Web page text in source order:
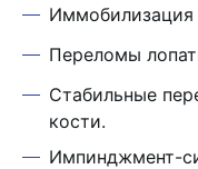
Иммобилизация
Переломы
Стабильные
кости.
Импинджмент-